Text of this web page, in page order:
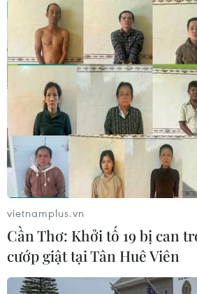
06/08/2026 13:24
WHO ghi nhận tín hiệu tích cực
thử nghiệm điều trị Ebola tại
04/08/2026 22:42
Báo động xu hướng gia tăng người
trẻ mắc ung thư
Mỹ ghi nhận ca tử vong đầu tiên
trong mùa dịch cyclosporiasis
vietnamplus.vn
Cần Thơ: Khởi tố 19 bị can
cướp giật tại Tân Huê Viên